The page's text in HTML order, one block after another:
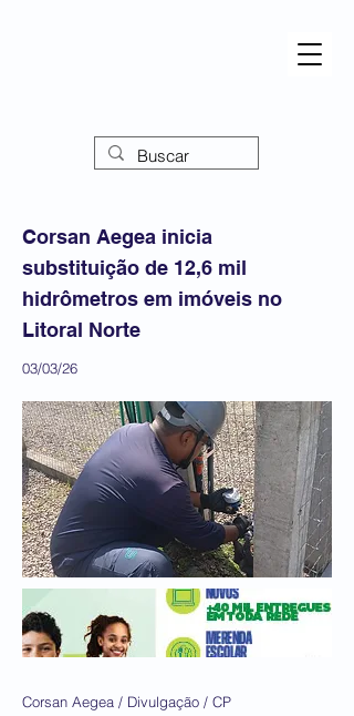
Corsan Aegea inicia
substituição de 12,6 mil
hidrômetros em imóveis no
Litoral Norte
03/03/26
Corsan Aegea / Divulgação / CP